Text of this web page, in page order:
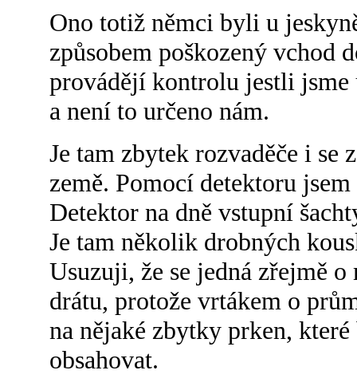
Ono totiž němci byli u
způsobem poškozený vchod
provádějí kontrolu jestli jsme
a není to určeno nám.
Je tam zbytek rozvaděče i
země. Pomocí detektoru
Detektor na dně vstupní
Je tam několik drobných
Usuzuji, že se jedná zřejmě
drátu, protože vrtákem o
na nějaké zbytky prken,
obsahovat.